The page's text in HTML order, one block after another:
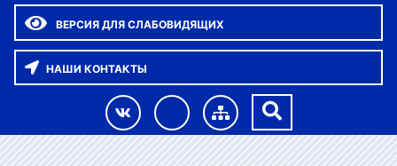
ВЕРСИЯ ДЛЯ СЛАБОВИДЯЩИХ
НАШИ КОНТАКТЫ